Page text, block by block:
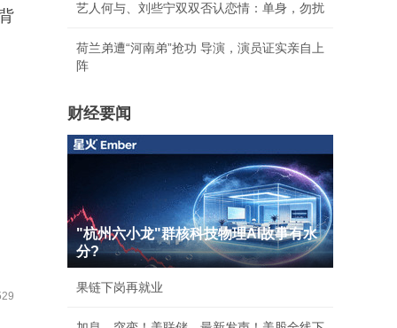
艺人何与、刘些宁双双否认恋情：单身，勿扰
荷兰弟遭“河南弟”抢功 导演，演员证实亲自上
阵
财经要闻
"杭州六小龙"群核科技物理AI故事有水
分?
果链下岗再就业